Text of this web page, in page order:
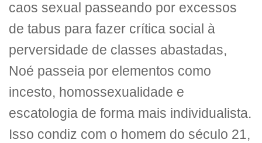
caos sexual passeando por excessos
de tabus para fazer crítica social à
perversidade de classes abastadas,
Noé passeia por elementos como
incesto, homossexualidade e
escatologia de forma mais individualista.
Isso condiz com o homem do século 21,